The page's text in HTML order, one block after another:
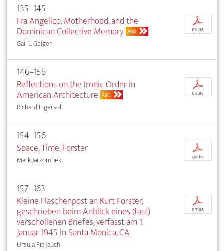
135–145
Fra Angelico, Motherhood, and the
Dominican Collective Memory ABO
Gail L. Geiger
p
€ 9,95
146–156
Reflections on the Ironic Order in
American Architecture ABO
Richard Ingersoll
p
€ 9,95
154–156
Space, Time, Forster
Mark Jarzombek
p
gratis
157–163
Kleine Flaschenpost an Kurt Forster,
geschrieben beim Anblick eines (fast)
verschollenen Briefes, verfasst am 1.
Januar 1945 in Santa Monica, CA
Ursula Pia Jauch
p
€ 7,95